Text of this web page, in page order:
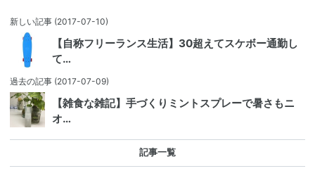
新しい記事 (2017-07-10)
【自称フリーランス生活】30超えてスケボー通勤し
て…
過去の記事 (2017-07-09)
【雑食な雑記】手づくりミントスプレーで暑さもニ
オ…
記事一覧